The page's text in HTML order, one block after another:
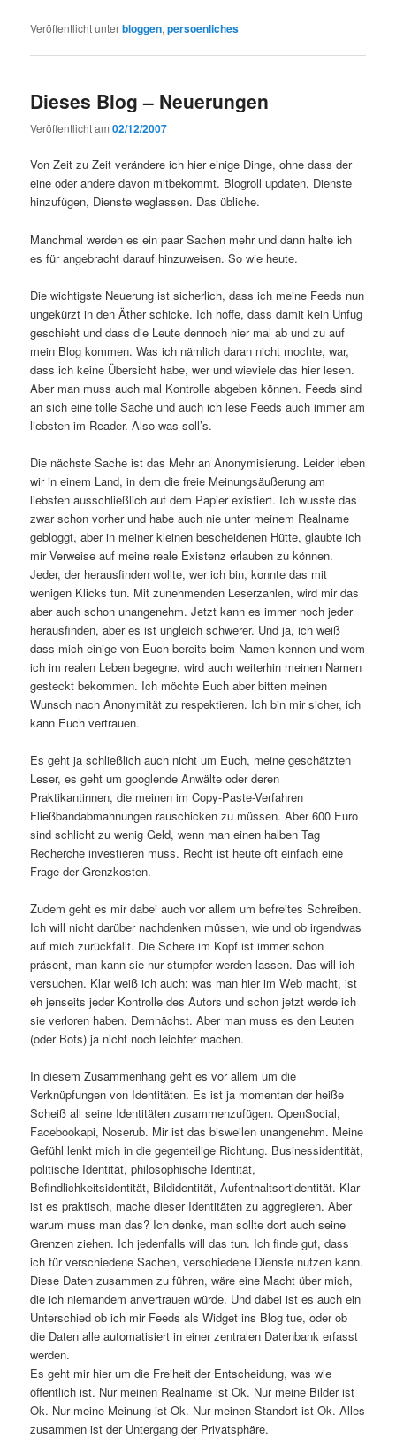
Veröffentlicht unterbloggen,persoenliches
Dieses Blog – Neuerungen
Veröffentlicht am02/12/2007
Von Zeit zu Zeit verändere ich hier einige Dinge, ohne dass der
eine oder andere davon mitbekommt. Blogroll updaten, Dienste
hinzufügen, Dienste weglassen. Das übliche.
Manchmal werden es ein paar Sachen mehr und dann halte ich
es für angebracht darauf hinzuweisen. So wie heute.
Die wichtigste Neuerung ist sicherlich, dass ich meine Feeds nun
ungekürzt in den Äther schicke. Ich hoffe, dass damit kein Unfug
geschieht und dass die Leute dennoch hier mal ab und zu auf
mein Blog kommen. Was ich nämlich daran nicht mochte, war,
dass ich keine Übersicht habe, wer und wieviele das hier lesen.
Aber man muss auch mal Kontrolle abgeben können. Feeds sind
an sich eine tolle Sache und auch ich lese Feeds auch immer am
liebsten im Reader. Also was soll’s.
Die nächste Sache ist das Mehr an Anonymisierung. Leider leben
wir in einem Land, in dem die freie Meinungsäußerung am
liebsten ausschließlich auf dem Papier existiert. Ich wusste das
zwar schon vorher und habe auch nie unter meinem Realname
gebloggt, aber in meiner kleinen bescheidenen Hütte, glaubte ich
mir Verweise auf meine reale Existenz erlauben zu können.
Jeder, der herausfinden wollte, wer ich bin, konnte das mit
wenigen Klicks tun. Mit zunehmenden Leserzahlen, wird mir das
aber auch schon unangenehm. Jetzt kann es immer noch jeder
herausfinden, aber es ist ungleich schwerer. Und ja, ich weiß
dass mich einige von Euch bereits beim Namen kennen und wem
ich im realen Leben begegne, wird auch weiterhin meinen Namen
gesteckt bekommen. Ich möchte Euch aber bitten meinen
Wunsch nach Anonymität zu respektieren. Ich bin mir sicher, ich
kann Euch vertrauen.
Es geht ja schließlich auch nicht um Euch, meine geschätzten
Leser, es geht um googlende Anwälte oder deren
Praktikantinnen, die meinen im Copy-Paste-Verfahren
Fließbandabmahnungen rauschicken zu müssen. Aber 600 Euro
sind schlicht zu wenig Geld, wenn man einen halben Tag
Recherche investieren muss. Recht ist heute oft einfach eine
Frage der Grenzkosten.
Zudem geht es mir dabei auch vor allem um befreites Schreiben.
Ich will nicht darüber nachdenken müssen, wie und ob irgendwas
auf mich zurückfällt. Die Schere im Kopf ist immer schon
präsent, man kann sie nur stumpfer werden lassen. Das will ich
versuchen. Klar weiß ich auch: was man hier im Web macht, ist
eh jenseits jeder Kontrolle des Autors und schon jetzt werde ich
sie verloren haben. Demnächst. Aber man muss es den Leuten
(oder Bots) ja nicht noch leichter machen.
In diesem Zusammenhang geht es vor allem um die
Verknüpfungen von Identitäten. Es ist ja momentan der heiße
Scheiß all seine Identitäten zusammenzufügen. OpenSocial,
Facebookapi, Noserub. Mir ist das bisweilen unangenehm. Meine
Gefühl lenkt mich in die gegenteilige Richtung. Businessidentität,
politische Identität, philosophische Identität,
Befindlichkeitsidentität, Bildidentität, Aufenthaltsortidentität. Klar
ist es praktisch, mache dieser Identitäten zu aggregieren. Aber
warum muss man das? Ich denke, man sollte dort auch seine
Grenzen ziehen. Ich jedenfalls will das tun. Ich finde gut, dass
ich für verschiedene Sachen, verschiedene Dienste nutzen kann.
Diese Daten zusammen zu führen, wäre eine Macht über mich,
die ich niemandem anvertrauen würde. Und dabei ist es auch ein
Unterschied ob ich mir Feeds als Widget ins Blog tue, oder ob
die Daten alle automatisiert in einer zentralen Datenbank erfasst
werden.
Es geht mir hier um die Freiheit der Entscheidung, was wie
öffentlich ist. Nur meinen Realname ist Ok. Nur meine Bilder ist
Ok. Nur meine Meinung ist Ok. Nur meinen Standort ist Ok. Alles
zusammen ist der Untergang der Privatsphäre.